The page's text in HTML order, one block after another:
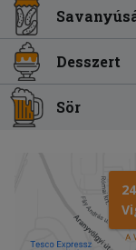
Desszert
Sör